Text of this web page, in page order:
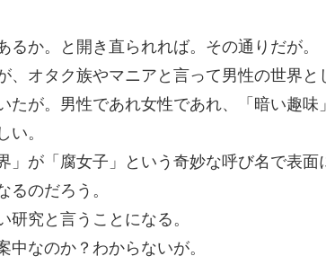
か。と開き直られれば。その通りだが。
、オタク族やマニアと言って男性の世界と
たが。男性であれ女性であれ、「暗い趣味
。
が「腐女子」という奇妙な呼び名で表面
のだろう。
究と言うことになる。
なのか？わからないが。